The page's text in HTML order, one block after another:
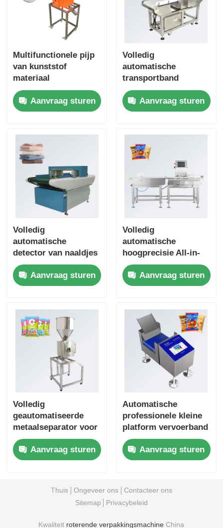
Multifunctionele pijp
van kunststof
materiaal
metaalscheider voor
kunststofkorrels en
voedselmetaalscheiding
Aanvraag sturen
Volledig
automatische
transportband
combinatie voedsel
checkweigher
metaaldetector voor
koekjes en cake
Aanvraag sturen
Volledig
automatische
detector van naaldjes
voor kleding,
kledingstukken,
textiel en speelgoed
Aanvraag sturen
Volledig
automatische
hoogprecisie All-in-
one automatische
weegmachine met
afwijzingssysteem
Aanvraag sturen
Volledig
geautomatiseerde
metaalseparator voor
levensmiddelen
Plastic Particle Metal
Separation Detection
Aanvraag sturen
Automatische
professionele kleine
platform vervoerband
weegschaal voor de
voedingsindustrie
voor snacks kleine
Aanvraag sturen
Thuis Ongeveer ons
Contacteer ons
Sitemap
Privacybeleid
Kwaliteit roterende verpakkingsmachine China